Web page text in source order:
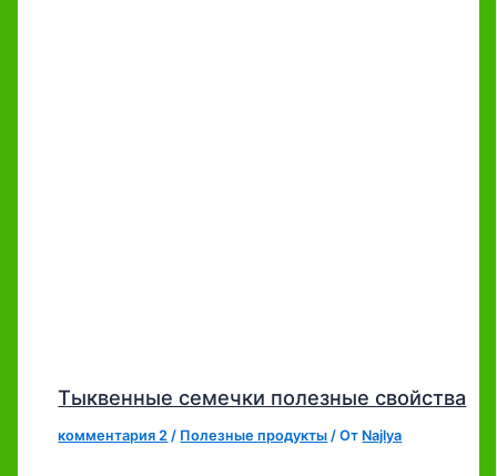
Тыквенные семечки полезные свойства
комментария 2 / Полезные продукты / От Najlya